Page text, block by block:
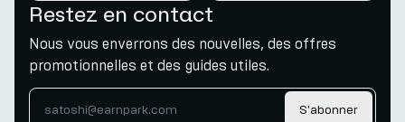
Restez en contact
Nous vous enverrons des nouvelles, des offres
promotionnelles et des guides utiles.
S'abonner